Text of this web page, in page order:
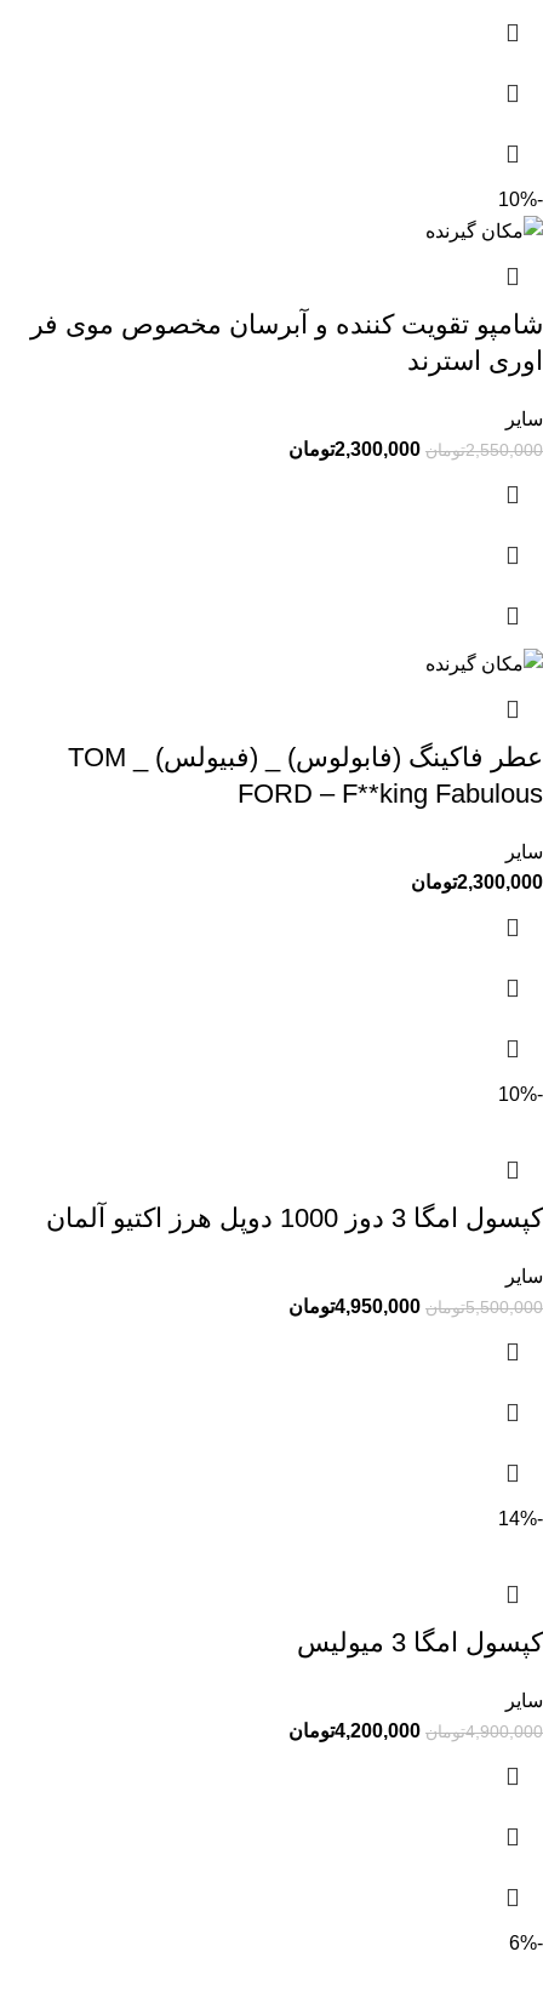
-10%
شامپو تقویت کننده و آبرسان مخصوص موی فر
اوری استرند
سایر
2,550,000تومان 2,300,000تومان
عطر فاکینگ (فابولوس) _ (فبیولس) _ TOM
FORD – F**king Fabulous
سایر
2,300,000تومان
-10%
کپسول امگا 3 دوز 1000 دوپل هرز اکتیو آلمان
سایر
5,500,000تومان 4,950,000تومان
-14%
کپسول امگا 3 میولیس
سایر
4,900,000تومان 4,200,000تومان
-6%